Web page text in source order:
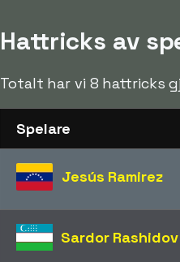
Hattricks av
Totalt har vi 8 hattricks
Spelare
Jesús Ramirez
Sardor Rashidov